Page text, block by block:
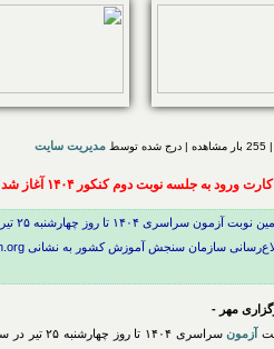
مدیریت سایت
ورود به جلسه نوبت دوم کنکور ۱۴۰۴ آغاز شد
کارت و
مهر -
آزمونسراسری ۱۴۰۴ تا روز چهارشنبه ۲۵ تیر در سامانه جامع